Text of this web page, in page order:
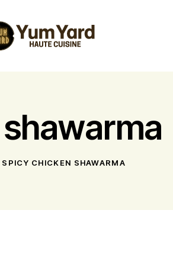
SPICY CHICKEN SHAWARMA